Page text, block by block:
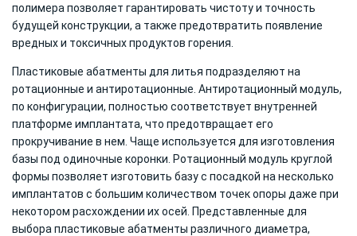
полимера позволяет гарантировать чистоту и точность
будущей конструкции, а также предотвратить появление
вредных и токсичных продуктов горения.
Пластиковые абатменты для литья подразделяют на
ротационные и антиротационные. Антиротационный модуль,
по конфигурации, полностью соответствует внутренней
платформе имплантата, что предотвращает его
прокручивание в нем. Чаще используется для изготовления
базы под одиночные коронки. Ротационный модуль круглой
формы позволяет изготовить базу с посадкой на несколько
имплантатов с большим количеством точек опоры даже при
некотором расхождении их осей. Представленные для
выбора пластиковые абатменты различного диаметра,